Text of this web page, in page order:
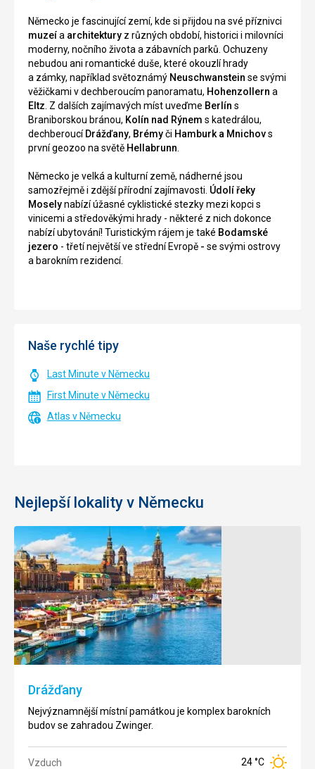
Německo je fascinující zemí, kde si přijdou na své příznivci
muzeía architektury z různých období, historici i milovníci
moderny, nočního života a zábavních parků. Ochuzeny
nebudou ani romantické duše, které okouzlí hrady
a zámky, například světoznámý Neuschwanstein se svými
věžičkami v dechberoucím panoramatu, Hohenzollern a
Eltz . Z dalších zajímavých míst uveďme Berlín s
Braniborskou bránou, Kolín nad Rýnem s katedrálou,
dechberoucí Drážďany, Brémyči Hamburk a Mnichovs
první geozoo na světě Hellabrunn
Německo je velká a kulturní země, nádherné jsou
samozřejmě i zdější přírodní zajímavosti. Údolí řeky
Moselynabízí úžasné cyklistické stezky mezi kopci s
vinicemi a středověkými hrady - některé z nich dokonce
nabízí ubytování! Turistickým rájem je také Bodamské
jezero - třetí největší ve střední Evropě - se svými ostrovy
a barokním rezidencí.
Naše rychlé tipy
Last Minute v Německu
First Minute v Německu
Atlas v Německu
Nejlepší lokality v Německu
Drážďany
Nejvýznamnější místní památkou je komplex barokních
budov se zahradou Zwinger.
Vzduch 24 °C
Ostrov
Uznojem
(Usedom)
Na severu
Evropy u
Baltského
moře se
písečné
zalité
sluncem.